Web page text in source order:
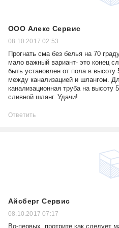
ООО Алекс Сервис
08.10.2017 02:53
Прогнать сма без белья на 70
мало важный вариант- это конец
быть установлен от пола в
между канализацией и шлангом.
канализационная труба на высоту
сливной шланг. Удачи!
Ответить
Айсберг Сервис
08.10.2017 07:17
Во-первых, протрите как следует